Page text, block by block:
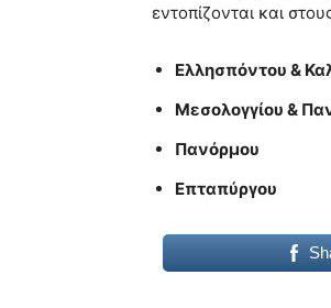
εντοπίζονται και
Ελλησπόντου &
Μεσολογγίου &
Πανόρμου
Επταπύργου